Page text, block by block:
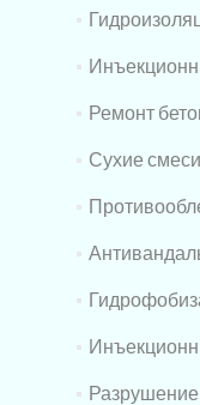
Ремонт
Сухие